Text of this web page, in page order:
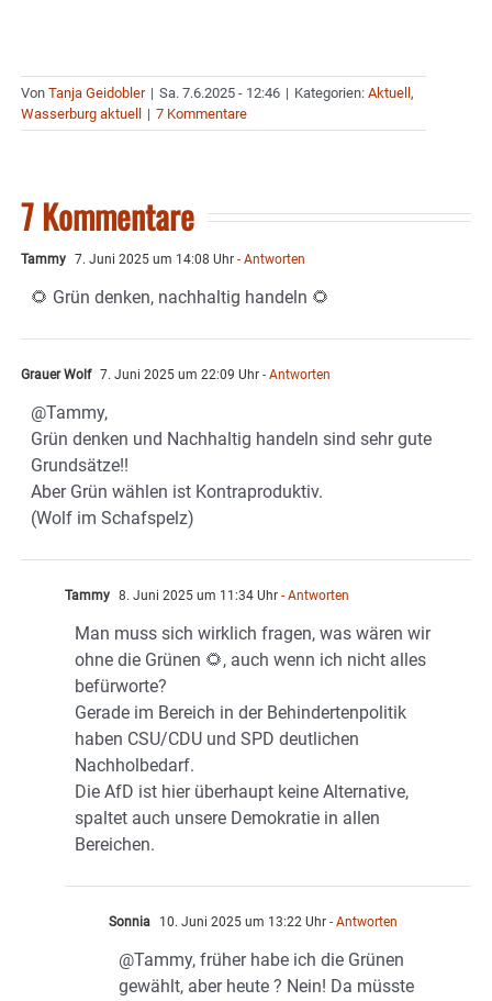
Von Tanja Geidobler | Sa. 7.6.2025 - 12:46 | Kategorien: Aktuell ,
Wasserburg aktuell
| 7 Kommentare
7 Kommentare
Tammy 7. Juni 2025 um 14:08 Uhr - Antworten
🌻 Grün denken, nachhaltig handeln 🌻
Grauer Wolf 7. Juni 2025 um 22:09 Uhr - Antworten
@Tammy,
Grün denken und Nachhaltig handeln sind sehr gute
Grundsätze!!
Aber Grün wählen ist Kontraproduktiv.
(Wolf im Schafspelz)
Tammy 8. Juni 2025 um 11:34 Uhr - Antworten
Man muss sich wirklich fragen, was wären wir
ohne die Grünen 🌻, auch wenn ich nicht alles
befürworte?
Gerade im Bereich in der Behindertenpolitik
haben CSU/CDU und SPD deutlichen
Nachholbedarf.
Die AfD ist hier überhaupt keine Alternative,
spaltet auch unsere Demokratie in allen
Bereichen.
Sonnia 10. Juni 2025 um 13:22 Uhr - Antworten
@Tammy, früher habe ich die Grünen
gewählt, aber heute ? Nein! Da müsste